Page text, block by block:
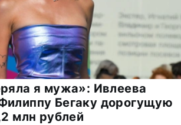
я мужа»: Ивлеева
Бегаку дорогущую
млн рублей